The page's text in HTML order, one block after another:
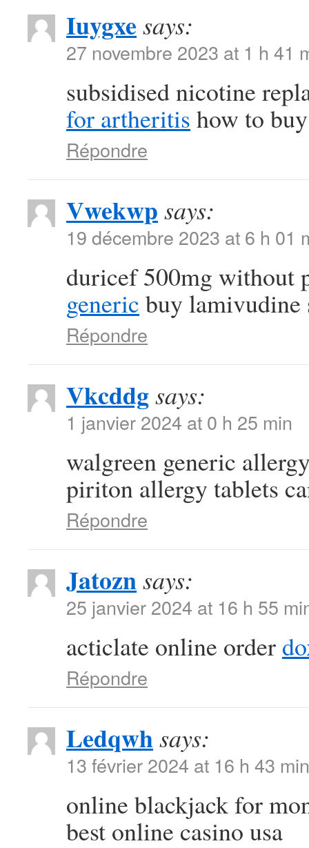
Iuygxe says:
27 novembre 2023 at 1 h 41
subsidised nicotine
for artheritis how to
Répondre
Vwekwp says:
19 décembre 2023 at 6 h 01
duricef 500mg without
generic buy lamivudine
Répondre
Vkcddgsays:
1 janvier 2024 at 0 h 25 min
walgreen generic
piriton allergy tablets
Répondre
Jatoznsays:
25 janvier 2024 at 16 h 55
acticlate online order
Répondre
Ledqwhsays:
13 février 2024 at 16 h 43 min
online blackjack for
best online casino usa